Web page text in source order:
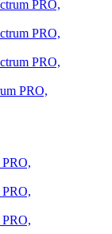
PRO,